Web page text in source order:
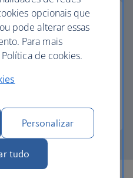
avios
voo com Avios.
parcial
opcionais que
pode alterar essas
Para mais
de cookies.
Personalizar
tudo